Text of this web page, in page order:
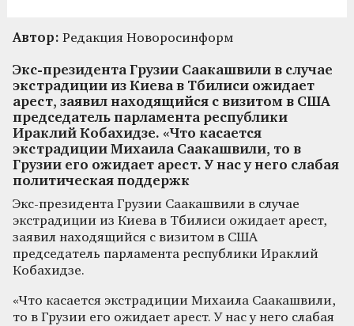
Автор: Редакция Новоросинформ
Экс-президента Грузии Саакашвили в случае
экстрадиции из Киева в Тбилиси ожидает
арест, заявил находящийся с визитом в США
председатель парламента республики
Ираклий Кобахидзе. «Что касается
экстрадиции Михаила Саакашвили, то в
Грузии его ожидает арест. У нас у него слабая
политическая поддержк
Экс-президента Грузии Саакашвили в случае
экстрадиции из Киева в Тбилиси ожидает арест,
заявил находящийся с визитом в США
председатель парламента республики Ираклий
Кобахидзе.
«Что касается экстрадиции Михаила Саакашвили,
то в Грузии его ожидает арест. У нас у него слабая